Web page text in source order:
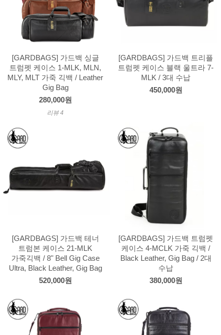
[GARDBAGS] 가드백 싱글
트럼펫 케이스 1-MLK, MLN,
MLY, MLT 가죽 긱백 / Leather
Gig Bag
280,000원
리뷰 4
[GARDBAGS] 가드백 트리플
트럼펫 케이스 블랙 울트라 7-
MLK / 3대 수납
450,000원
[GARDBAGS] 가드백 테너
트럼본 케이스 21-MLK
가죽긱백 / 8" Bell Gig Case
Ultra, Black Leather, Gig Bag
520,000원
[GARDBAGS] 가드백 트럼펫
케이스 4-MCLK 가죽 긱백 /
Black Leather, Gig Bag / 2대
수납
380,000원